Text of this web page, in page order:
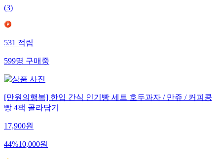
(3)
531적립
599명구매중
[만원의행복] 한입 간식 인기빵 세트 호두과자 / 만쥬 / 커피콩
빵 4팩 골라담기
17,900원
44%10,000원